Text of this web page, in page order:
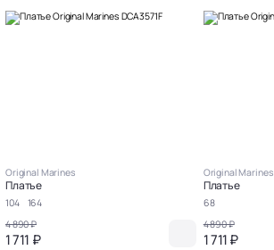
Original Marines
Платье
104
164
4 890 ₽
1 711 ₽
Original Marines
Платье
68
4 890 ₽
1 711 ₽